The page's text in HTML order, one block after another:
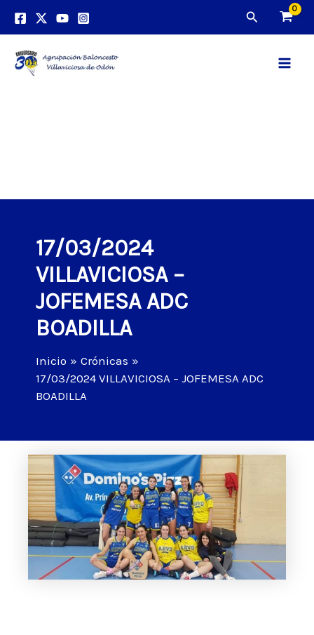
Buscar
17/03/2024
VILLAVICIOSA –
JOFEMESA ADC
BOADILLA
Inicio
Crónicas
17/03/2024 VILLAVICIOSA – JOFEMESA ADC
BOADILLA